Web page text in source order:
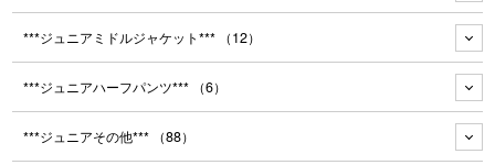
***ジュニアミドルジャケット*** （12）
***ジュニアハーフパンツ*** （6）
***ジュニアその他*** （88）